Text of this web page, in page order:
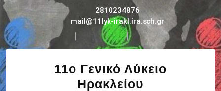
Skip
to
content
2810234876
mail@11lyk-irakl.ira.sch.gr
11ο Γενικό Λύκειο
Ηρακλείου